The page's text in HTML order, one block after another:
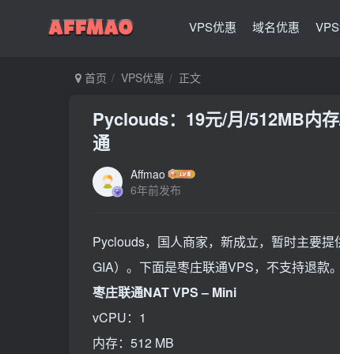
VPS优惠 域名优惠
首页 VPS优惠 正文
Pyclouds：19元/月/512MB内
通
Affmao
6年前发布
Pyclouds，国人商家，新成立，暂时主要
GIA）。下面是枣庄联通VPS，不支持退款
枣庄联通NAT VPS – Mini
vCPU：1
内存：512 MB